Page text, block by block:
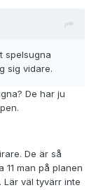
spelsugna
sig vidare.
De har ju
De är så
man på planen
väl tyvärr inte